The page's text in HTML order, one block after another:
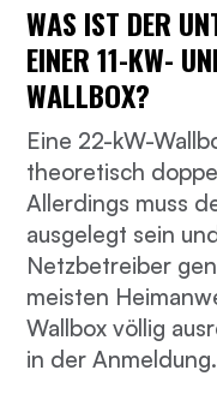
WAS IST DER
EINER 11-KW-
WALLBOX?
Eine 22-kW-
theoretisch
Allerdings muss
ausgelegt sein
Netzbetreiber
meisten
Wallbox völlig
in der Anmeldung.